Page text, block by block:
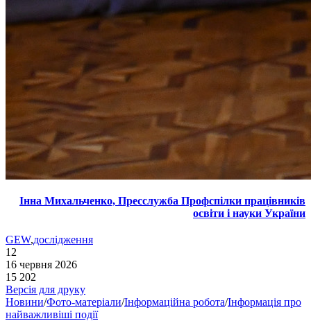
Інна Михальченко, Пресслужба Профспілки працівників
освіти і науки України
GEW,дослідження
12
16 червня 2026
15 202
Версія для друку
Новини/Фото-матеріали/Інформаційна робота/Інформація про
найважливіші події